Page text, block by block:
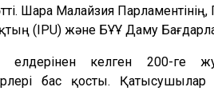
Шара Малайзия
(IPU) және БҰҰ Даму
елдерінен келген 200-ге
бас қосты.